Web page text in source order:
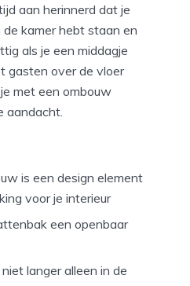
aan herinnerd dat je
kamer hebt staan en
als je een middagje
gasten over de vloer
met een ombouw
aandacht.
is een design element
voor je interieur
een openbaar
langer alleen in de